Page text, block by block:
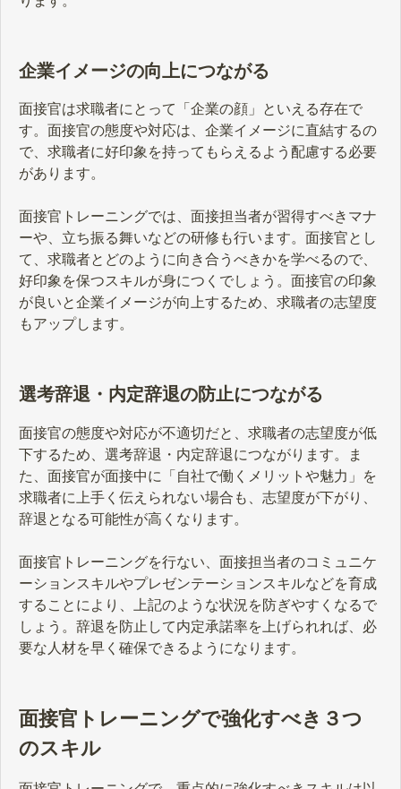
企業イメージの向上につながる
面接官は求職者にとって「企業の顔」といえる存在で
す。面接官の態度や対応は、企業イメージに直結するの
で、求職者に好印象を持ってもらえるよう配慮する必要
があります。
面接官トレーニングでは、面接担当者が習得すべきマナ
ーや、立ち振る舞いなどの研修も行います。面接官とし
て、求職者とどのように向き合うべきかを学べるので、
好印象を保つスキルが身につくでしょう。面接官の印象
が良いと企業イメージが向上するため、求職者の志望度
もアップします。
選考辞退・内定辞退の防止につながる
面接官の態度や対応が不適切だと、求職者の志望度が低
下するため、選考辞退・内定辞退につながります。ま
た、面接官が面接中に「自社で働くメリットや魅力」を
求職者に上手く伝えられない場合も、志望度が下がり、
辞退となる可能性が高くなります。
面接官トレーニングを行ない、面接担当者のコミュニケ
ーションスキルやプレゼンテーションスキルなどを育成
することにより、上記のような状況を防ぎやすくなるで
しょう。辞退を防止して内定承諾率を上げられれば、必
要な人材を早く確保できるようになります。
面接官トレーニングで強化すべき３つ
のスキル